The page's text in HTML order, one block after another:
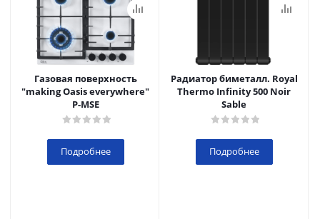
Газовая поверхность
"making Oasis everywhere"
P-MSE
Подробнее
Радиатор биметалл. Royal
Thermo Infinity 500 Noir
Sable
Подробнее